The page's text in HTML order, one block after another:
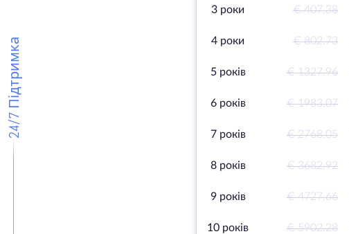
24/7 Підтримка
3 роки € 407.38
4 роки € 802.73
5 років € 1327.96
6 років € 1983.07
7 років € 2768.05
8 років € 3682.92
9 років € 4727.66
10 років € 5902.28